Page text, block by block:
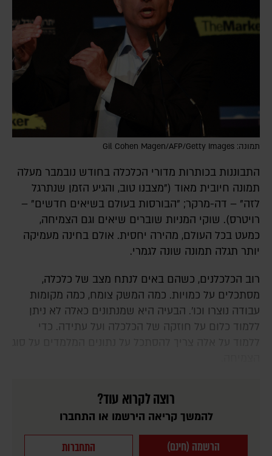
תמונה: Gil Cohen Magen/AFP/Getty Images
התבוננות בכותרות מדורי הכלכלה בחודש נובמבר מעלה
תמונה חיובית מאוד ("מצבנו טוב, והגיע הזמן שנתרגל
לזה" – דה-מרקר; "הבורסות בעולם בשיאים חדשים" –
רויטרס). שוקי המניות שוברים שיאים וגם הצמיחה,
כמעט בכל העולם, מהירה יחסית. אולם בחינה מעמיקה
יותר תגלה תמונה שונה לגמרי.
רוב הכלכלנים, כשהם באים לנתח מצב של כלכלה,
מסתכלים על כמויות. כמה המשק צומח, כמה מקומות
עבודה נוצרו וכו'. הבעיה היא שמנתונים כאלה לא ניתן
ללמוד כלום על חוזקה של הכלכלה ועל עתידה. כדי
רוצה לקרוא עוד?
להמשך קריאה הירשמו או התחברו
הרשמה (חינם) התחברות